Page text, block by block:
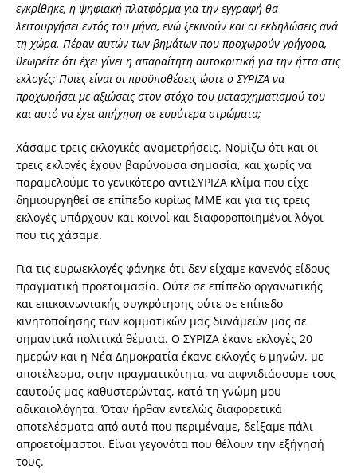
εγκρίθηκε, η ψηφιακή πλατφόρμα για την εγγραφή θα
λειτουργήσει εντός του μήνα, ενώ ξεκινούν και οι εκδηλώσεις ανά
τη χώρα. Πέραν αυτών των βημάτων που προχωρούν γρήγορα,
θεωρείτε ότι έχει γίνει η απαραίτητη αυτοκριτική για την ήττα στις
εκλογές; Ποιες είναι οι προϋποθέσεις ώστε ο ΣΥΡΙΖΑ να
προχωρήσει με αξιώσεις στον στόχο του μετασχηματισμού του
και αυτό να έχει απήχηση σε ευρύτερα στρώματα;
Χάσαμε τρεις εκλογικές αναμετρήσεις. Νομίζω ότι και οι
τρεις εκλογές έχουν βαρύνουσα σημασία, και χωρίς να
παραμελούμε το γενικότερο αντιΣΥΡΙΖΑ κλίμα που είχε
δημιουργηθεί σε επίπεδο κυρίως ΜΜΕ και για τις τρεις
εκλογές υπάρχουν και κοινοί και διαφοροποιημένοι λόγοι
που τις χάσαμε.
Για τις ευρωεκλογές φάνηκε ότι δεν είχαμε κανενός είδους
πραγματική προετοιμασία. Ούτε σε επίπεδο οργανωτικής
και επικοινωνιακής συγκρότησης ούτε σε επίπεδο
κινητοποίησης των κομματικών μας δυνάμεών μας σε
σημαντικά πολιτικά θέματα. Ο ΣΥΡΙΖΑ έκανε εκλογές 20
ημερών και η Νέα Δημοκρατία έκανε εκλογές 6 μηνών, με
αποτέλεσμα, στην πραγματικότητα, να αιφνιδιάσουμε τους
εαυτούς μας καθυστερώντας, κατά τη γνώμη μου
αδικαιολόγητα. Όταν ήρθαν εντελώς διαφορετικά
αποτελέσματα από αυτά που περιμέναμε, δείξαμε πάλι
απροετοίμαστοι. Είναι γεγονότα που θέλουν την εξήγησή
τους.